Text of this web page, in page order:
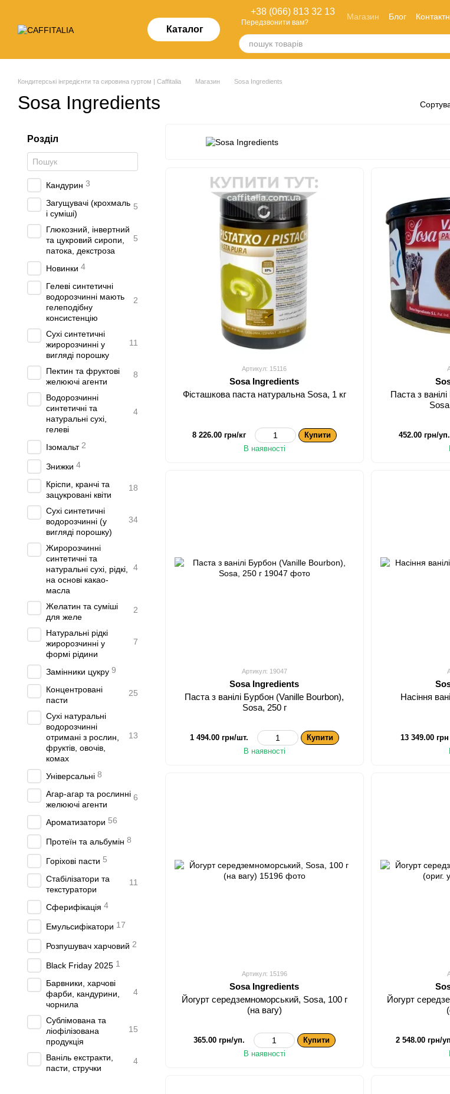
Каталог
+38 (066) 813 32 13
Передзвонити вам?
Магазин Блог
Кондитерські інгредієнти та сировина гуртом | Caffitalia Магазин Sosa Ingredients
Sosa Ingredients
Артикул: 15116
Sosa Ingredients
Фісташкова паста натуральна Sosa, 1 кг
8 226.00 грн/кг
Купити
В наявності
Паста з
452.00 грн/уп.
Артикул: 19047
Sosa Ingredients
Паста з ванілі Бурбон (Vanille Bourbon),
Sosa, 250 г
1 494.00 грн/шт.
Купити
В наявності
Насіння
13 349.00 грн
Артикул: 15196
Sosa Ingredients
Йогурт середземноморський, Sosa, 100 г
(на вагу)
365.00 грн/уп.
Купити
В наявності
Йогурт
2 548.00 грн/
Розділ
Кандурин 3
Загущувачі (крохмаль
і суміші)
5
Глюкозний, інвертний
та цукровий сиропи,
патока, декстроза
5
Новинки 4
Гелеві синтетичні
водорозчинні мають
гелеподібну
консистенцію
2
Сухі синтетичні
жиророзчинні у
вигляді порошку
11
Пектин та фруктові
желюючі агенти
8
Водорозчинні
синтетичні та
натуральні сухі,
гелеві
4
Ізомальт 2
Знижки 4
Кріспи, кранчі та
зацукровані квіти
18
Сухі синтетичні
водорозчинні (у
вигляді порошку)
34
Жиророзчинні
синтетичні та
натуральні сухі, рідкі,
на основі какао-
масла
4
Желатин та суміші
для желе
2
Натуральні рідкі
жиророзчинні у
формі рідини
7
Замінники цукру 9
Концентровані
пасти
25
Сухі натуральні
водорозчинні
отримані з рослин,
фруктів, овочів,
комах
13
Універсальні 8
Агар-агар та рослинні
желюючі агенти
6
Ароматизатори 56
Протеїн та альбумін 8
Горіхові пасти 5
Стабілізатори та
текстуратори
11
Сферифікація 4
Емульсифікатори 17
Розпушувач харчовий 2
Black Friday 2025 1
Барвники, харчові
фарби, кандурини,
чорнила
4
Сублімована та
ліофілізована
продукція
15
Ваніль екстракти,
пасти, стручки
4